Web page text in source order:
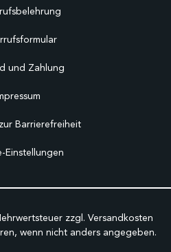
und Zahlung
Barrierefreiheit
Einstellungen
zzgl. Versandkosten
wenn nicht anders angegeben.